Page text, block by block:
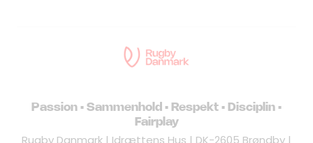
Passion • Sammenhold • Respekt • Disciplin •
Fairplay
Rugby Danmark | Idrættens Hus | DK-2605 Brøndby |